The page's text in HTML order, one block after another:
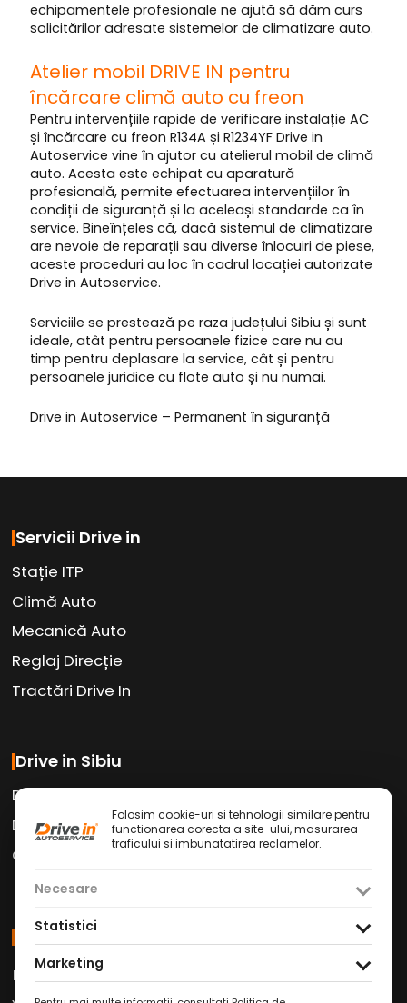
echipamentele profesionale ne ajută să dăm curs
solicitărilor adresate sistemelor de climatizare auto.
Atelier mobil DRIVE IN pentru
încărcare climă auto cu freon
Pentru intervențiile rapide de verificare instalație AC
și încărcare cu freon R134A și R1234YF Drive in
Autoservice vine în ajutor cu atelierul mobil de climă
auto. Acesta este echipat cu aparatură
profesională, permite efectuarea intervențiilor în
condiții de siguranță și la aceleași standarde ca în
service. Bineînțeles că, dacă sistemul de climatizare
are nevoie de reparații sau diverse înlocuiri de piese,
aceste proceduri au loc în cadrul locației autorizate
Drive in Autoservice.
Serviciile se prestează pe raza județului Sibiu și sunt
ideale, atât pentru persoanele fizice care nu au
timp pentru deplasare la service, cât și pentru
persoanele juridice cu flote auto și nu numai.
Drive in Autoservice – Permanent în siguranță
Servicii Drive in
Stație ITP
Climă Auto
Mecanică Auto
Reglaj Direcție
Tractări Drive In
Drive in Sibiu
Drive in Car Wash
Drive in Cafe
Contact
Social Media
Facebook Instagram
Folosim cookie-uri si tehnologii similare pentru
functionarea corecta a site-ului, masurarea
traficului si imbunatatirea reclamelor.
Necesare
Statistici
Marketing